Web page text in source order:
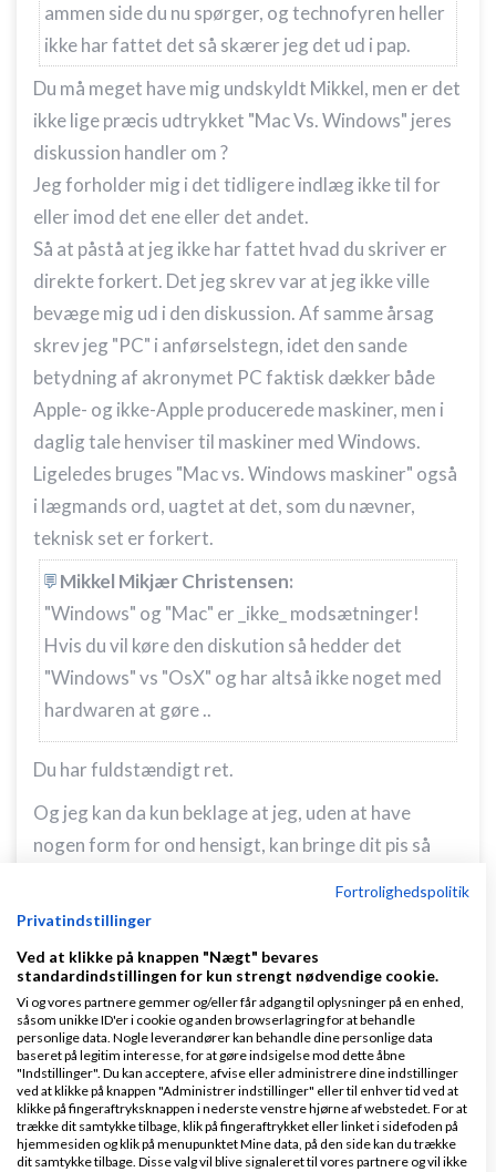
ammen side du nu spørger, og technofyren heller
ikke har fattet det så skærer jeg det ud i pap.
Du må meget have mig undskyldt Mikkel, men er det
ikke lige præcis udtrykket "Mac Vs. Windows" jeres
diskussion handler om ?
Jeg forholder mig i det tidligere indlæg ikke til for
eller imod det ene eller det andet.
Så at påstå at jeg ikke har fattet hvad du skriver er
direkte forkert. Det jeg skrev var at jeg ikke ville
bevæge mig ud i den diskussion. Af samme årsag
skrev jeg "PC" i anførselstegn, idet den sande
betydning af akronymet PC faktisk dækker både
Apple- og ikke-Apple producerede maskiner, men i
daglig tale henviser til maskiner med Windows.
Ligeledes bruges "Mac vs. Windows maskiner" også
i lægmands ord, uagtet at det, som du nævner,
teknisk set er forkert.
Mikkel Mikjær Christensen:
"Windows" og "Mac" er _ikke_ modsætninger!
Hvis du vil køre den diskution så hedder det
"Windows" vs "OsX" og har altså ikke noget med
hardwaren at gøre ..
Du har fuldstændigt ret.
Og jeg kan da kun beklage at jeg, uden at have
nogen form for ond hensigt, kan bringe dit pis så
mvh
Jan
Svar
Fortrolighedspolitik
Privatindstillinger
Ved at klikke på knappen "Nægt" bevares
standardindstillingen for kun strengt nødvendige cookie.
Vi og vores partnere gemmer og/eller får adgang til oplysninger på en enhed,
såsom unikke ID'er i cookie og anden browserlagring for at behandle
personlige data. Nogle leverandører kan behandle dine personlige data
baseret på legitim interesse, for at gøre indsigelse mod dette åbne
"Indstillinger". Du kan acceptere, afvise eller administrere dine indstillinger
ved at klikke på knappen "Administrer indstillinger" eller til enhver tid ved at
klikke på fingeraftryksknappen i nederste venstre hjørne af webstedet. For at
trække dit samtykke tilbage, klik på fingeraftrykket eller linket i sidefoden på
hjemmesiden og klik på menupunktet Mine data, på den side kan du trække
dit samtykke tilbage. Disse valg vil blive signaleret til vores partnere og vil ikke